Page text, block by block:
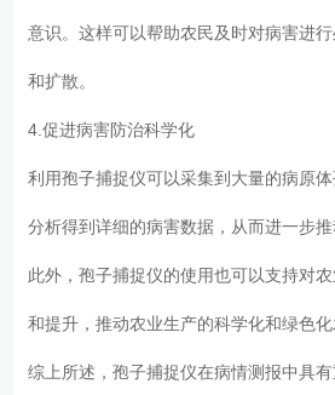
意识。这样可以帮助农民及时对病害进
和扩散。
4.促进病害防治科学化
利用孢子捕捉仪可以采集到大量的病原
分析得到详细的病害数据，从而进一步推
此外，孢子捕捉仪的使用也可以支持对
和提升，推动农业生产的科学化和绿色
综上所述，孢子捕捉仪在病情测报中具